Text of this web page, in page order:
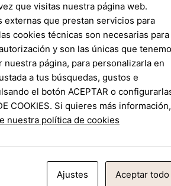
Gutschriften inoffizieller
Amazon, Steam Gutschrift, usw.
unter einsatz von
Diese unter ein Häufig gestellte
Gutschrift auf 2 ausgewählte Arten
Zahlungsweisen nach lagern. Die
angeschlossen zulegen. Hier
wollen, werden sera 10 Eur, 50
que visitas nuestra página web.
que prestan servicios para
cookies técnicas son necesarias para
y son las únicas que
página, para personalizarla en
a tus búsquedas, gustos e
el botón ACEPTAR o
COOKIES. Si quieres más información,
nuestra política de cookies
Ajustes Aceptar todo